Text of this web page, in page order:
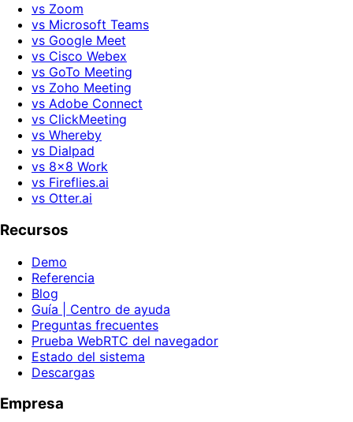
vs Zoom
vs Microsoft Teams
vs Google Meet
vs Cisco Webex
vs GoTo Meeting
vs Zoho Meeting
vs Adobe Connect
vs ClickMeeting
vs Whereby
vs Dialpad
vs 8x8 Work
vs Fireflies.ai
vs Otter.ai
Recursos
Demo
Referencia
Blog
Guía | Centro de ayuda
Preguntas frecuentes
Prueba WebRTC del navegador
Estado del sistema
Descargas
Empresa